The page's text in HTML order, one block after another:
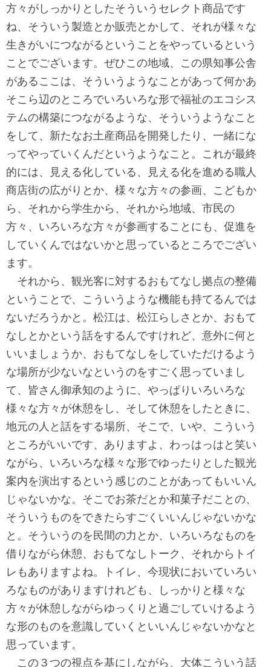
方々がしっかりとしたそういうセレクト商品です
ね、そういう製造とか販売とかして、それが様々な
生きがいにつながるということをやっているという
ことでございます。ぜひこの地域、この県知事公舎
があるここは、そういうようなことがあって何かあ
そこら辺のところでいろいろな形で福祉のエコシス
テムの構築につながるような、そういうようなこと
をして、新たなお土産商品を開発したり、一緒にな
ってやっていくんだというようなこと。これが最終
的には、見える化している、見える化を進める職人
商店街の広がりとか、様々な方々の参画、こどもか
ら、それから学生から、それから地域、市民の
方々、いろいろな方々が参画することにも、促進を
していくんではないかと思っているところでござい
ます。
それから、観光客に対するおもてなし拠点の整備
ということで、こういうような機能も持てるんでは
ないだろうかと。松江は、松江らしさとか、おもて
なしとかという話をするんですけれど、意外に何と
いいましょうか、おもてなしをしていただけるよう
な場所が少ないなというのをすごく思っていまし
て、皆さん御承知のように、やっぱりいろいろな
様々な方々が休憩をし、そして休憩をしたときに、
地元の人と話をする場所、そこで、いや、こういう
ところがいいです、ありますよ、わっはっはと笑い
ながら、いろいろな様々な形でゆったりとした観光
案内を演出するという感じのことがあってもいいん
じゃないかな。そこでお茶だとか和菓子だことの、
そういうものをできたらすごくいいんじゃないかな
と。そういうのを民間の力とか、いろいろなものを
借りながら休憩、おもてなしトーク、それからトイ
レもありますよね。トイレ、今現状においていろい
ろなものがありますけれども、しっかりと様々な
方々が休憩しながらゆっくりと過ごしていけるよう
な形のものを意識していくといいんじゃないかなと
思っています。
この３つの視点を基にしながら、大体こういう話